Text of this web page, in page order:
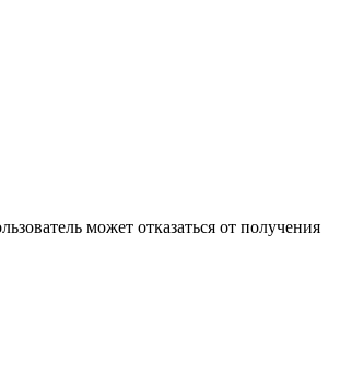
может отказаться от получения